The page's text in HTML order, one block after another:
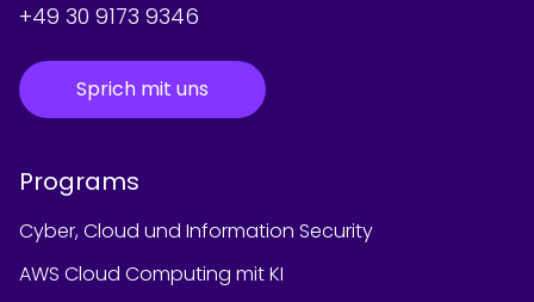
+49 30 9173 9346
Sprich mit uns
Programs
Cyber, Cloud und Information Security
AWS Cloud Computing mit KI